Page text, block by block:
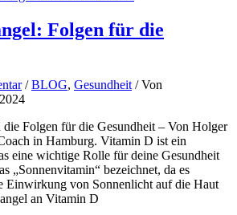
Folgen für die
/BLOG, Gesundheit/ Von
Folgen für die Gesundheit – Von Holger
in Hamburg. Vitamin D ist ein
eine wichtige Rolle für deine Gesundheit
„Sonnenvitamin“ bezeichnet, da es
Einwirkung von Sonnenlicht auf die Haut
an Vitamin D